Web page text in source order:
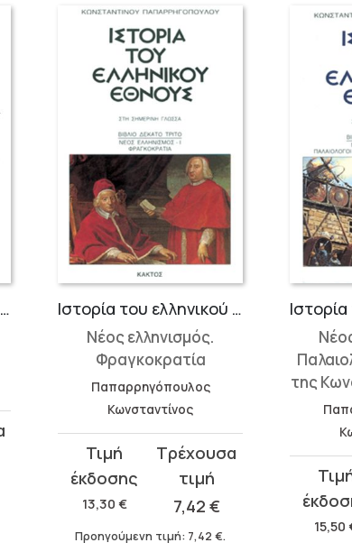
Η εγκληματική ιστορία του χριστιανισμού 3 Ιστορία του ελληνικού έθνους 13
Νέος ελληνισμός.
Φραγκοκρατία
Παπαρρηγόπουλος
Κωνσταντίνος
13,30 €
Original
price
was:
13,30 €.
7,42 €
τρέχουσα
τιμή
είναι:
Προηγούμενη τιμή: 7,42€.
της
15,50
Original
price
was:
τιμή